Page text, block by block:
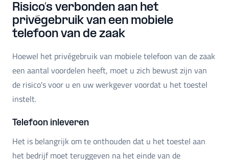
Risico’s verbonden aan het
privégebruik van een mobiele
telefoon van de zaak
Hoewel het privégebruik van mobiele telefoon van de zaak
een aantal voordelen heeft, moet u zich bewust zijn van
de risico's voor u en uw werkgever voordat u het toestel
instelt.
Telefoon inleveren
Het is belangrijk om te onthouden dat u het toestel aan
het bedrijf moet teruggeven na het einde van de